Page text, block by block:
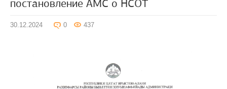
постановление АМС о НСОТ
30.12.2024 0 437